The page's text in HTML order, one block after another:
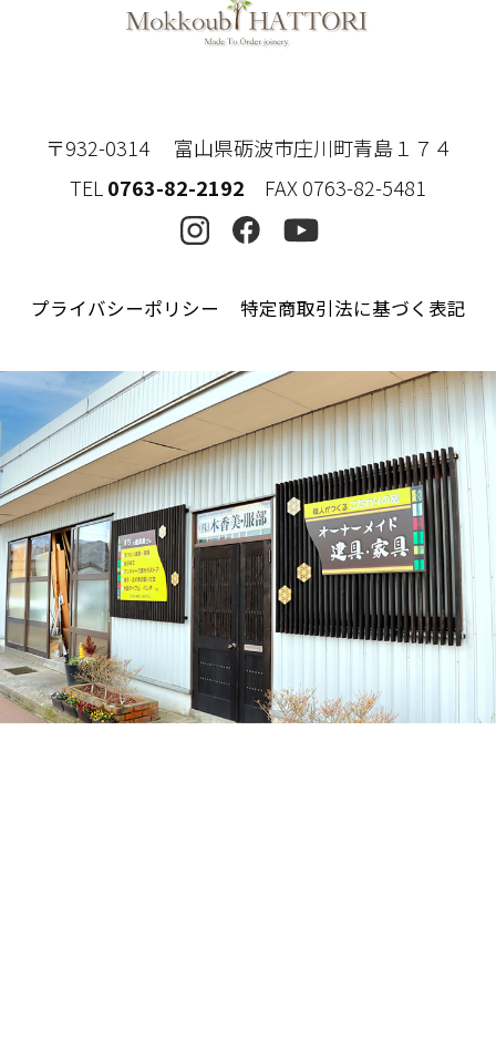
〒932-0314 富山県砺波市庄川町青島１７４
TEL 0763-82-2192 FAX 0763-82-5481
プライバシーポリシー 特定商取引法に基づく表記